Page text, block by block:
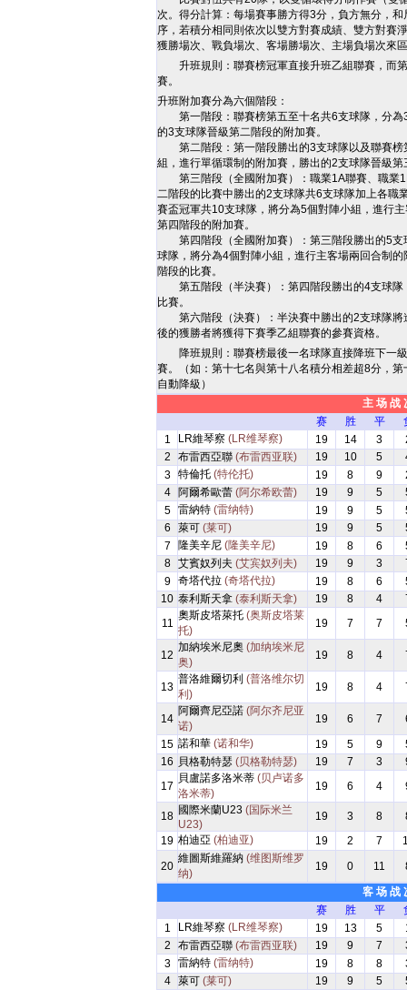
次。得分計算：每場賽事勝方得3分，負方無分，
序，若積分相同則依次以雙方對賽成績、雙方對賽
獲勝場次、戰負場次、客場勝場次、主場負場次來
升班規則：聯賽榜冠軍直接升班乙組聯賽，而
賽。
升班附加賽分為六個階段：
第一階段：聯賽榜第五至十名共6支球隊，分為
的3支球隊晉級第二階段的附加賽。
第二階段：第一階段勝出的3支球隊以及聯賽榜
組，進行單循環制的附加賽，勝出的2支球隊晉級
第三階段（全國附加賽）：職業1A聯賽、職業
二階段的比賽中勝出的2支球隊共6支球隊加上各職
賽盃冠軍共10支球隊，將分為5個對陣小組，進行
第四階段的附加賽。
第四階段（全國附加賽）：第三階段勝出的5支
球隊，將分為4個對陣小組，進行主客場兩回合制
階段的比賽。
第五階段（半決賽）：第四階段勝出的4支球隊
比賽。
第六階段（決賽）：半決賽中勝出的2支球隊將
後的獲勝者將獲得下賽季乙組聯賽的參賽資格。
降班規則：聯賽榜最後一名球隊直接降班下一
賽。（如：第十七名與第十八名積分相差超8分，
自動降級）
主 场 战
赛
胜 平
1
LR維琴察 (LR维琴察) 19 14 3
2
布雷西亞聯 (布雷西亚联) 19 10 5
3
特倫托 (特伦托) 19 8 9
4
阿爾希歐蕾 (阿尔希欧蕾) 19 9 5
5
雷納特 (雷纳特) 19 9 5
6
萊可 (莱可) 19 9 5
7
隆美辛尼 (隆美辛尼) 19 8 6
8
艾賓奴列夫 (艾宾奴列夫) 19 9 3
9
奇塔代拉 (奇塔代拉) 19 8 6
10 泰利斯天拿 (泰利斯天拿) 19 8 4
11
奧斯皮塔萊托 (奥斯皮塔莱
托)
19 7 7
12
加納埃米尼奧 (加纳埃米尼
奥)
19 8 4
13
普洛維爾切利 (普洛维尔切
利)
19 8 4
14
阿爾齊尼亞諾 (阿尔齐尼亚
诺)
19 6 7
15 諾和華 (诺和华) 19 5 9
16 貝格勒特瑟 (贝格勒特瑟) 19 7 3
17
貝盧諾多洛米蒂 (贝卢诺多
洛米蒂)
19 6 4
18 國際米蘭U23 (国际米兰
U23)
19 3 8
19 柏迪亞 (柏迪亚) 19 2 7
20
維圖斯維羅納 (维图斯维罗
纳)
19 0 11
客 场 战
赛
胜 平
1
LR維琴察 (LR维琴察) 19 13 5
2
布雷西亞聯 (布雷西亚联) 19 9 7
3
雷納特 (雷纳特) 19 8 8
4
萊可 (莱可) 19 9 5